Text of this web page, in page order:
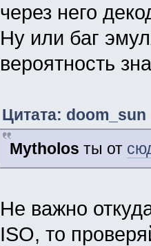
через него
Ну или баг
вероятность
Цитата:
Mytholos ты от
Не важно
ISO, то